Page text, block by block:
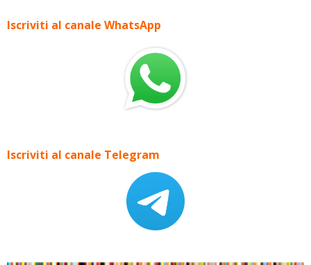
Iscriviti al canale WhatsApp
Iscriviti al canale Telegram